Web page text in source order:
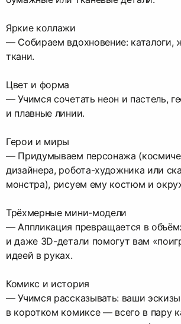
Яркие коллажи
— Собираем вдохновение: каталоги,
ткани.
Цвет и форма
— Учимся сочетать неон и пастель,
и плавные линии.
Герои и миры
— Придумываем персонажа
дизайнера, робота-художника или
монстра), рисуем ему костюм и
Трёхмерные мини-модели
— Аппликация превращается в
и даже 3D-детали помогут вам
идеей в руках.
Комикс и история
— Учимся рассказывать: ваши
в коротком комиксе — всего в пару